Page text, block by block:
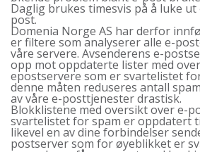
Daglig brukes timesvis på å luke
post.
Domenia Norge AS har derfor
er filtere som analyserer alle e-
våre servere. Avsenderens e-
opp mot oppdaterte lister med
epostservere som er svartelistet
denne måten reduseres antall
av våre e-posttjenester drastisk.
Blokklistene med oversikt over e-
svartelistet for spam er oppdatert
likevel en av dine forbindelser
postserver som for øyeblikket er